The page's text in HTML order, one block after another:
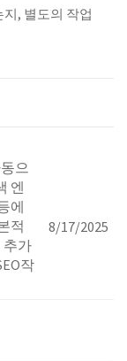
, 별도의 작업
으
엔
에
적
추가
작
8/17/2025